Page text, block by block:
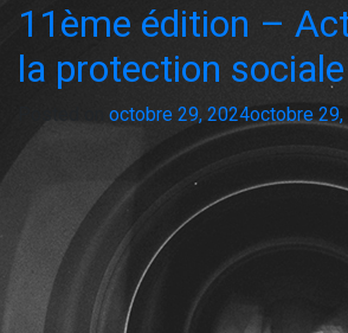
11ème édition –
la protection sociale
octobre 29, 2024octobre